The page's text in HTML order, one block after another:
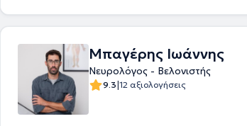
Ιατρικής, καθώς και μέλος του Ιατρικού Συλλόγου
Μικροβιολογικής Εταιρείας, της Ελληνικής Ιατρικής
Πανελλήνιο Συνέδριο Βελονισμού και μιλάει
Μπαγέρης Ιωάννης
Νευρολόγος - Βελονιστής
9.3|12 αξιολογήσεις